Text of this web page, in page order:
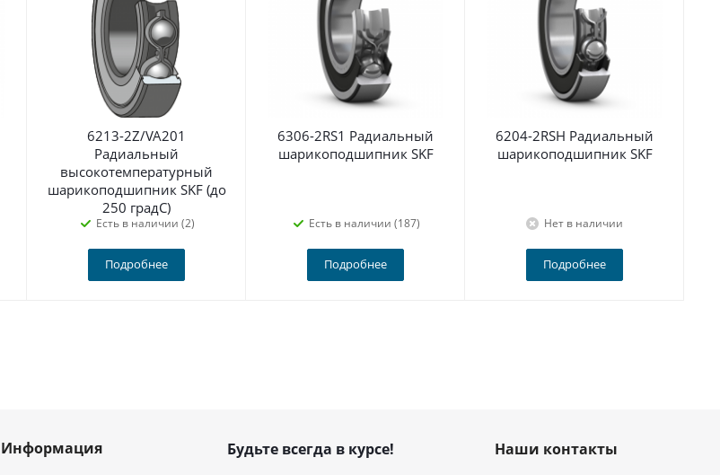
6213-2Z/VA201
Радиальный
высокотемпературный
шарикоподшипник SKF (до
250 градС)
Есть в наличии (2)
Подробнее
6306-2RS1 Радиальный
шарикоподшипник SKF
Есть в наличии (187)
Подробнее
6204-2RSH Радиальный
шарикоподшипник SKF
Нет в наличии
Подробнее
Информация Будьте всегда в курсе! Наши контакты